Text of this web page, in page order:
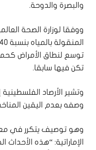
والبصرة والدوحة.
توسع لنطاق الأمراض
تكن فيها سابقا.
وتشير الأرصاد
وصفه بعدم اليقين
وهو توصيف يتكرر في
الإماراتية: “هذه